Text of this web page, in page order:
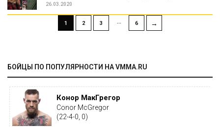
26.03.2020
1 2 3 6 →
БОЙЦЫ ПО ПОПУЛЯРНОСТИ НА VMMA.RU
Конор МакГрегор
Conor McGregor
(22-4-0, 0)